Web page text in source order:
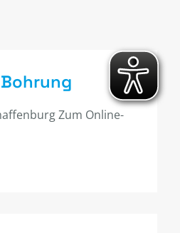
Zum Online-